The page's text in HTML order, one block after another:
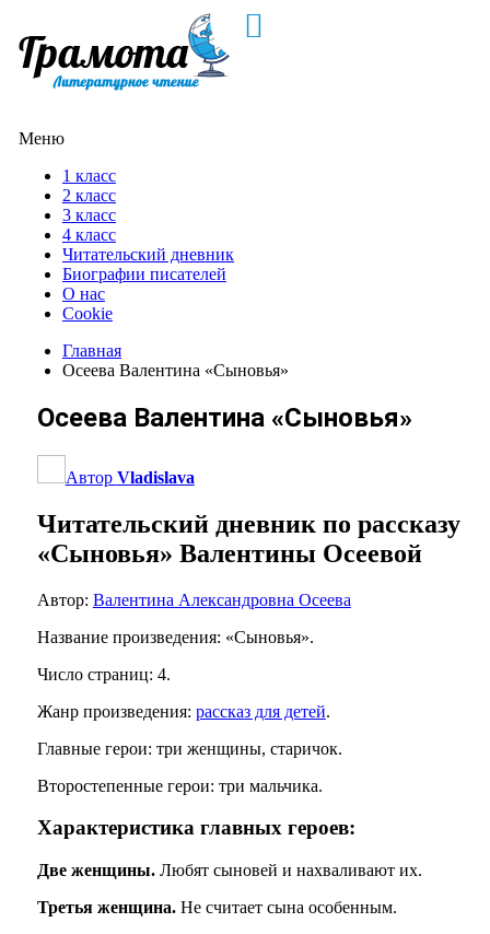
Меню
1 класс
2 класс
3 класс
4 класс
Читательский дневник
Биографии писателей
О нас
Cookie
Главная
Осеева Валентина «Сыновья»
Осеева Валентина «Сыновья»
Автор Vladislava
Читательский дневник по рассказу
«Сыновья» Валентины Осеевой
Автор: Валентина Александровна Осеева
Название произведения: «Сыновья».
Число страниц: 4.
Жанр произведения: рассказ для детей.
Главные герои: три женщины, старичок.
Второстепенные герои: три мальчика.
Характеристика главных героев:
Две женщины.Любят сыновей и нахваливают их.
Третья женщина.Не считает сына особенным.